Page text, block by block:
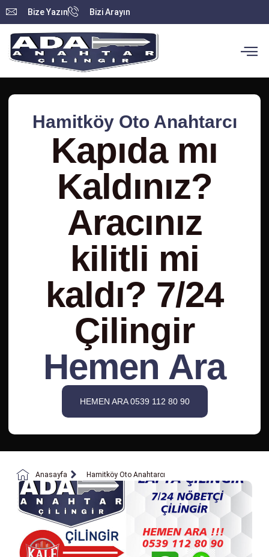
Bize Yazın Bizi Arayın
Hamitköy Oto Anahtarcı
Kapıda mı
Kaldınız?
Aracınız
kilitli mi
kaldı? 7/24
Çilingir
Hemen Ara
HEMEN ARA 0539 112 80 90
Anasayfa Hamitköy Oto Anahtarcı